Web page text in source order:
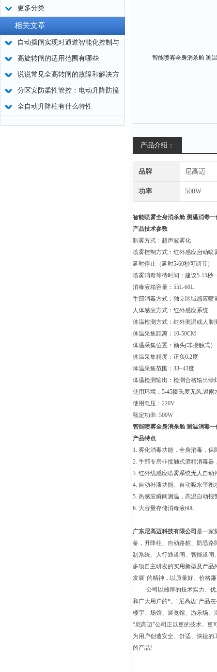
更多分类
相关文章
自动摆闸实现对通道智能化控制与
管理
高旋转闸的适用范围有哪些
说说常见全高转闸的故障和解决方
法
分区安防柔性管控：电动升降防撞
柱应用解读
全自动升降柱有什么特性
产品介绍：
品牌 尼高迈
功率 500W
智能喷雾全身消杀舱 测温消毒一
产品技术参数
制雾方式：超声波雾化
喷雾控制方式：红外感应启动喷
延时停止（延时5-60秒可调节）
喷雾消毒等待时间：建议5-15秒
消毒液箱容量：55L-60L
手部消毒方式：独立区域感应喷
人体感应方式：红外感应系统
体温检测方式：红外测温或人脸
体温采集距离：10-50CM
体温采集位置：额头(非接触式）
体温采集精度：正负0.2度
体温采集范围：33~43度
体温检测输出：检测合格输出绿
使用环境：5-45摄氏度无风,避雨
使用电压：220V
额定功率: 500W
智能喷雾全身消杀舱 测温消毒一
产品特点
1. 雾化消毒功能，全身消毒，保
2. 手部专用非接触式酒精消毒器
3. 红外线感应喷雾系统无人自动
4. 自动补液功能、自动吸水平衡
5. 热感应瞬间测温，高温自动报
6. 大容量存储消毒液60L
广东尼高迈科技有限公司 是一家
备，升降柱、自动路桩、防恐路
制系统、人行通道闸、智能道闸
多项自主研发的实用新型及产品
发展"的精神，以质量好、价格
公司以雄厚的技术实力、
和广大用户的*。“尼高迈"产品
楼宇、场馆、展览馆、游乐场、
“尼高迈"公司正以更的技术、更
为用户创造安全、舒适、快捷
的产品!